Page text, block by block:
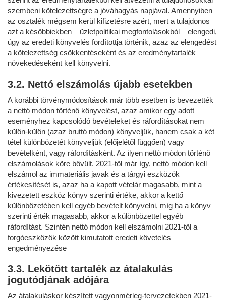
szembeni kötelezettségre a jóváhagyás napjával. Amennyiben
az osztalék mégsem kerül kifizetésre azért, mert a tulajdonos
azt a későbbiekben – üzletpolitikai megfontolásokból – elengedi,
úgy az eredeti könyvelés fordítottja történik, azaz az elengedést
a kötelezettség csökkentéseként és az eredménytartalék
növekedéseként kell könyvelni.
3.2. Nettó elszámolás újabb esetekben
A korábbi törvénymódosítások már több esetben is bevezették
a nettó módon történő könyvelést, azaz amikor egy adott
eseményhez kapcsolódó bevételeket és ráfordításokat nem
külön-külön (azaz bruttó módon) könyveljük, hanem csak a két
tétel különbözetét könyveljük (előjelétől függően) vagy
bevételként, vagy ráfordításként. Az ilyen nettó módon történő
elszámolások köre bővült. 2021-től már így, nettó módon kell
elszámol az immateriális javak és a tárgyi eszközök
értékesítését is, azaz ha a kapott vételár magasabb, mint a
kivezetett eszköz könyv szerinti értéke, akkor a kettő
különbözetében kell egyéb bevételt könyvelni, míg ha a könyv
szerinti érték magasabb, akkor a különbözettel egyéb
ráfordítást. Szintén nettó módon kell elszámolni 2021-től a
forgóeszközök között kimutatott eredeti követelés
engedményezése
3.3. Lekötött tartalék az átalakulás
jogutódjának adójára
Az átalakuláskor készített vagyonmérleg-tervezetekben 2021-